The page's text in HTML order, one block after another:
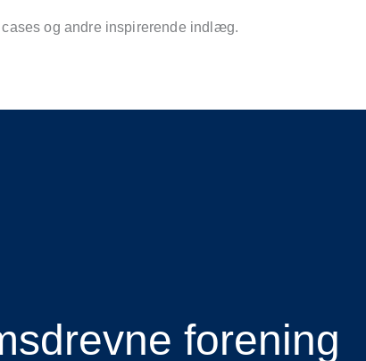
cases og andre inspirerende indlæg.
forening